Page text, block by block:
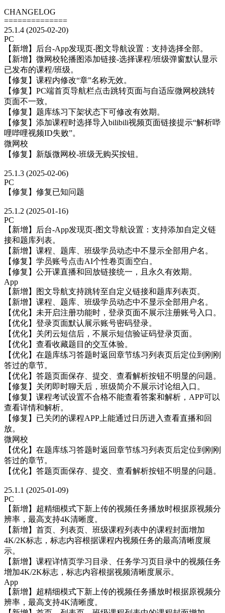
CHANGELOG
==============
25.1.4 (2025-02-20)
PC
【新增】后台-App发现页-图文导航设置：支持选择全部。
【新增】微网校轮播图添加链接-选择课程/班级弹窗默认显示
已发布的课程/班级。
【修复】课程内修改“章”名称无效。
【修复】PC端首页导航栏点击跳转页面与自适应微网校跳转
页面不一致。
【修复】题库练习下架状态下可修改有效期。
【修复】添加课程时选择导入bilibili视频页面链接提示“解析哔
哩哔哩视频ID失败”。
微网校
【修复】新版微网校-班级无购买按钮。
25.1.3 (2025-02-06)
PC
【修复】修复已知问题
25.1.2 (2025-01-16)
PC
【新增】后台-App发现页-图文导航设置：支持添加自定义链
接和题库列表。
【新增】课程、题库、班级学员动态中不显示全部用户名。
【修复】学员账号点击AI个性卷页面空白。
【修复】公开课直播和回放链接统一，且永久有效期。
App
【新增】图文导航支持跳转至自定义链接和题库列表页。
【新增】课程、题库、班级学员动态中不显示全部用户名。
【优化】未开启注册功能时，登录页面不展示注册账号入口。
【优化】登录页面默认展示账号密码登录。
【优化】关闭云短信后，不展示短信验证码登录页面。
【优化】查看收藏题目的交互体验。
【优化】在题库练习答题时返回章节练习列表页后定位到刚刚
答过的章节。
【优化】答题页面保存、提交、查看解析按钮不明显的问题。
【修复】关闭即时聊天后，班级简介不展示讨论组入口。
【修复】课程考试设置不合格不能查看答案和解析，APP可以
查看详情和解析。
【修复】已关闭的课程APP上能通过日历进入查看直播和回
放。
微网校
【优化】在题库练习答题时返回章节练习列表页后定位到刚刚
答过的章节。
【优化】答题页面保存、提交、查看解析按钮不明显的问题。
25.1.1 (2025-01-09)
PC
【新增】超精细模式下新上传的视频任务播放时根据原视频分
辨率，最高支持4K清晰度。
【新增】首页、列表页、班级课程列表中的课程封面增加
4K/2K标志，标志内容根据课程内视频任务的最高清晰度展
示。
【新增】课程详情页学习目录、任务学习页目录中的视频任务
增加4K/2K标志，标志内容根据视频清晰度展示。
App
【新增】超精细模式下新上传的视频任务播放时根据原视频分
辨率，最高支持4K清晰度。